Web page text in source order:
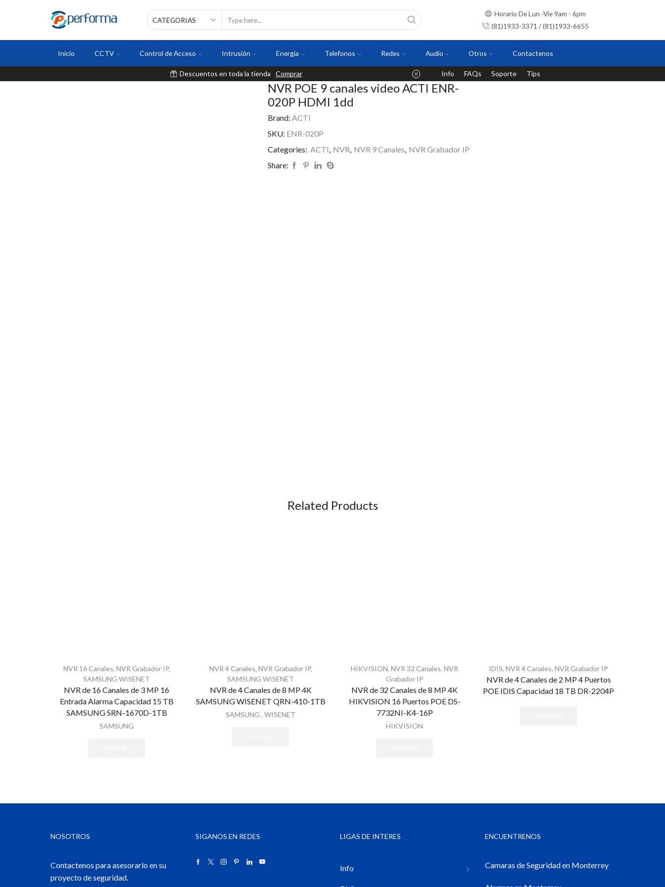
Horario De Lun -Vie 9am - 6pm
(81)1933-3371 / (81)1933-6655
Inicio CCTV Control de Acceso Intrusión Energia Telefonos Redes Audio Otros Contactenos
Descuentos en toda la tienda Comprar Info FAQs Soporte Tips
NVR POE 9 canales video ACTI ENR-
020P HDMI 1dd
Brand: ACTI
SKU: ENR-020P
Categories: ACTI, NVR, NVR 9 Canales, NVR Grabador IP
Share:
Related Products
NVR 16 Canales, NVR Grabador IP,
SAMSUNG WISENET
NVR de 16 Canales de 3 MP 16
Entrada Alarma Capacidad 15 TB
SAMSUNG SRN-1670D-1TB
SAMSUNG
NVR 4 Canales, NVR Grabador IP,
SAMSUNG WISENET
NVR de 4 Canales de 8 MP 4K
SAMSUNG WISENET QRN-410-1TB
SAMSUNG , WISENET
HIKVISION, NVR 32 Canales, NVR
Grabador IP
NVR de 32 Canales de 8 MP 4K
HIKVISION 16 Puertos POE DS-
7732NI-K4-16P
HIKVISION
IDIS, NVR 4 Canales, NVR Grabador IP
NVR de 4 Canales de 2 MP 4 Puertos
POE IDIS Capacidad 18 TB DR-2204P
NOSOTROS
Contactenos para asesorarlo en su
proyecto de seguridad.
SIGANOS EN REDES LIGAS DE INTERES
Info
ENCUENTRENOS
Camaras de Seguridad en Monterrey